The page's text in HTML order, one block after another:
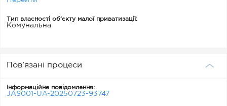
Тип власності об’єкту малої приватизації:
Комунальна
Пов'язані процеси
Інформаційне повідомлення:
JAS001-UA-20250723-93747